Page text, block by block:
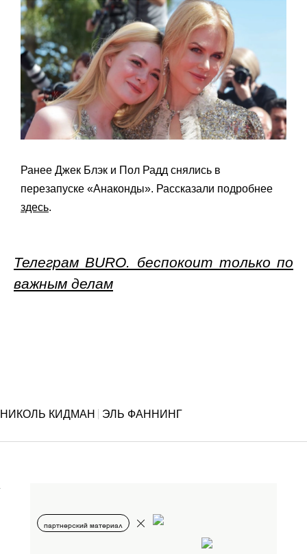
Ранее Джек Блэк и Пол Радд снялись в
перезапуске «Анаконды». Рассказали подробнее
здесь.
Телеграм BURO. беспокоит только по
важным делам
НИКОЛЬ КИДМАН ЭЛЬ ФАННИНГ
партнерский материал